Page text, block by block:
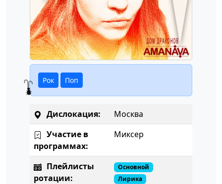
Рок Поп
Дислокация:
Москва
Участие в
программах:
Миксер
Плейлисты
ротации:
Основной
Лирика